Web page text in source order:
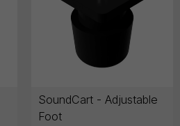
SoundCart - Adjustable
Foot